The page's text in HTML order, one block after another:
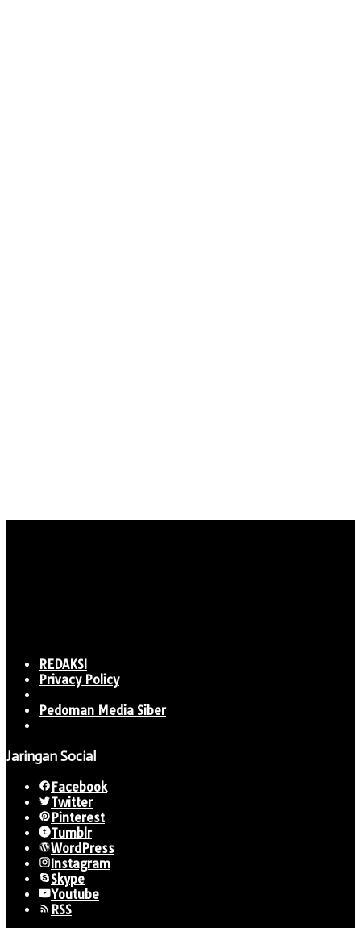
REDAKSI
Privacy Policy
Pedoman Media Siber
Jaringan Social
Facebook
Twitter
Pinterest
Tumblr
WordPress
Instagram
Skype
Youtube
RSS